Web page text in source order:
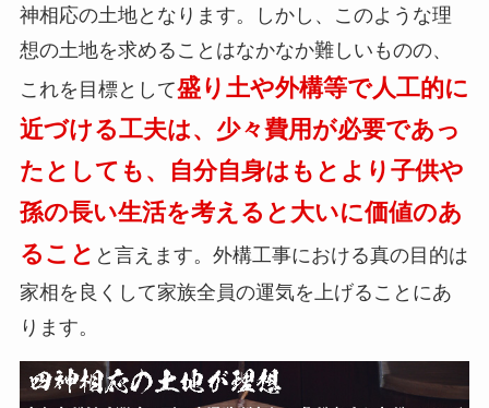
神相応の土地となります。しかし、このような理
想の土地を求めることはなかなか難しいものの、
これを目標として盛り土や外構等で人工的に
近づける工夫は、少々費用が必要であっ
たとしても、自分自身はもとより子供や
孫の長い生活を考えると大いに価値のあ
ること と言えます。外構工事における真の目的は
家相を良くして家族全員の運気を上げることにあ
ります。